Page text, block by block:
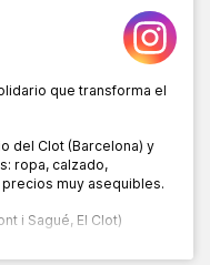
que transforma el
del Clot (Barcelona) y
ropa, calzado,
muy asequibles.
i Sagué, El Clot)